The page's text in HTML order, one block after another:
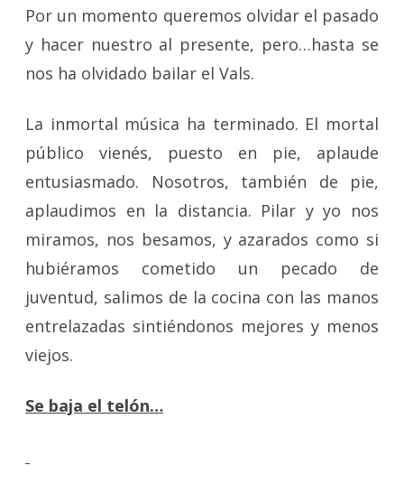
Por un momento queremos olvidar el pasado
y hacer nuestro al presente, pero…hasta se
nos ha olvidado bailar el Vals.
La inmortal música ha terminado. El mortal
público vienés, puesto en pie, aplaude
entusiasmado. Nosotros, también de pie,
aplaudimos en la distancia. Pilar y yo nos
miramos, nos besamos, y azarados como si
hubiéramos cometido un pecado de
juventud, salimos de la cocina con las manos
entrelazadas sintiéndonos mejores y menos
viejos.
Se baja el telón…